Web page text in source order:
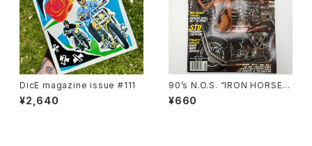
DicE magazine issue #111
¥2,640
90’s N.O.S. “IRON HORSE”
magazine #150(Apr.’93 iss
ue)
¥660